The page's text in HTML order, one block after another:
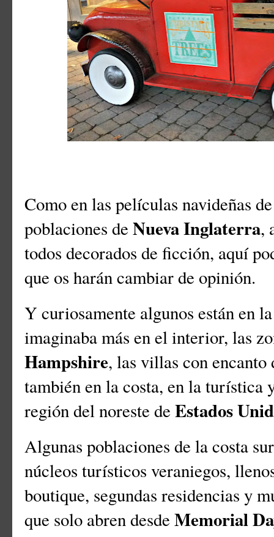
Como en las películas navideñas
poblaciones de Nueva Inglaterra,
todos decorados de ficción, aquí
que os harán cambiar de opinión.
Y curiosamente algunos están en
imaginaba más en el interior, las
Hampshire, las villas con
también en la costa, en la turística
región del noreste de Estados
Algunas poblaciones de la costa
núcleos turísticos veraniegos,
boutique, segundas residencias y
que solo abren desde Memorial